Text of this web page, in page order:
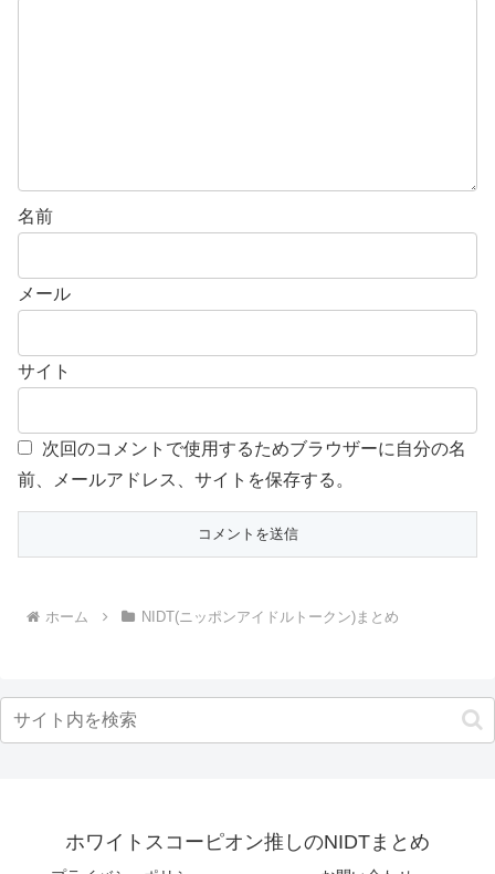
名前
メール
サイト
次回のコメントで使用するためブラウザーに自分の名
前、メールアドレス、サイトを保存する。
ホーム NIDT(ニッポンアイドルトークン)まとめ
ホワイトスコーピオン推しのNIDTまとめ